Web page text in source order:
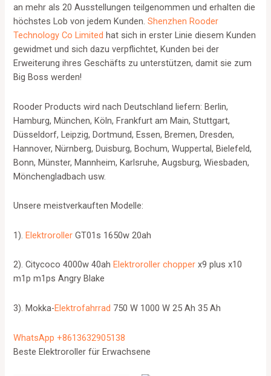
an mehr als 20 Ausstellungen teilgenommen und erhalten die
höchstes Lob von jedem Kunden.Shenzhen Rooder
Technology Co Limited hat sich in erster Linie diesem Kunden
gewidmet und sich dazu verpflichtet, Kunden bei der
Erweiterung ihres Geschäfts zu unterstützen, damit sie zum
Big Boss werden!
Rooder Products wird nach Deutschland liefern: Berlin,
Hamburg, München, Köln, Frankfurt am Main, Stuttgart,
Düsseldorf, Leipzig, Dortmund, Essen, Bremen, Dresden,
Hannover, Nürnberg, Duisburg, Bochum, Wuppertal, Bielefeld,
Bonn, Münster, Mannheim, Karlsruhe, Augsburg, Wiesbaden,
Mönchengladbach usw.
Unsere meistverkauften Modelle:
1).Elektroroller GT01s 1650w 20ah
2). Citycoco 4000w 40ah Elektroroller chopper x9 plus x10
m1p m1ps Angry Blake
3). Mokka-Elektrofahrrad 750 W 1000 W 25 Ah 35 Ah
WhatsApp +8613632905138
Beste Elektroroller für Erwachsene